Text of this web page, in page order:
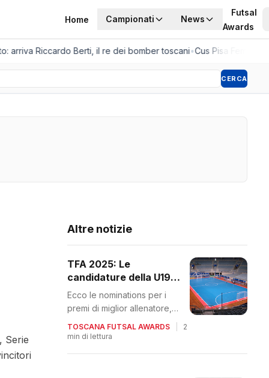
Home Campionati News
Futsal
Awards
Riccardo Berti, il re dei bomber toscani•Cus Pisa
CERCA
Serie
Altre notizie
TFA 2025: Le
candidature della U19
Regionale
Ecco le nominations per i
premi di miglior allenatore,
TOSCANA FUTSAL AWARDS
2
min di lettura